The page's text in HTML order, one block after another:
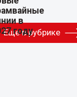
Еще в рубрике